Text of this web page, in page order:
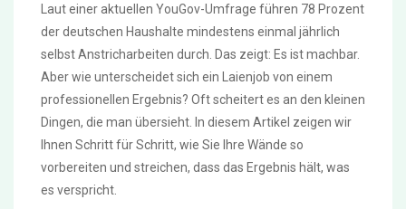
Laut einer aktuellen YouGov-Umfrage führen 78 Prozent
der deutschen Haushalte mindestens einmal jährlich
selbst Anstricharbeiten durch. Das zeigt: Es ist machbar.
Aber wie unterscheidet sich ein Laienjob von einem
professionellen Ergebnis? Oft scheitert es an den kleinen
Dingen, die man übersieht. In diesem Artikel zeigen wir
Ihnen Schritt für Schritt, wie Sie Ihre Wände so
vorbereiten und streichen, dass das Ergebnis hält, was
es verspricht.